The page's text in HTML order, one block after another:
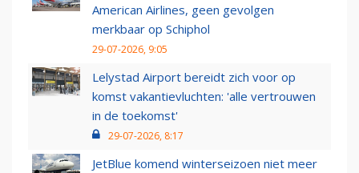
American Airlines, geen gevolgen
merkbaar op Schiphol
29-07-2026, 9:05
Lelystad Airport bereidt zich voor op
komst vakantievluchten: 'alle vertrouwen
in de toekomst'
29-07-2026, 8:17
JetBlue komend winterseizoen niet meer